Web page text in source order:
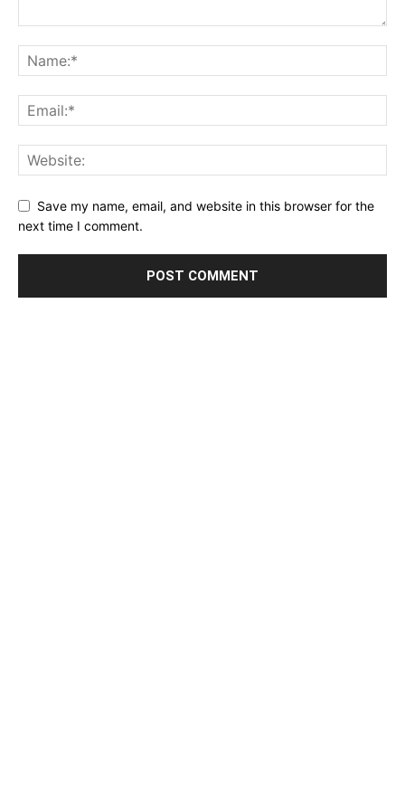
Save my name, email, and website in this browser for the
next time I comment.